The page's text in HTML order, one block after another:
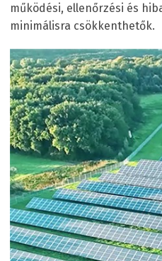
működési, ellenőrzési és
minimálisra csökkenthetők.